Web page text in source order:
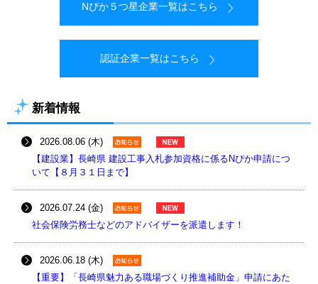
Nぴか５つ星企業一覧はこちら
認証企業一覧はこちら
新着情報
2026.08.06 (木)
【建設業】長崎県 建設工事入札参加資格に係るNぴか申請につ
いて【８月３１日まで】
2026.07.24 (金)
社会保険労務士などのアドバイザーを派遣します！
2026.06.18 (木)
【重要】「長崎県魅力ある職場づくり推進補助金」申請にあた